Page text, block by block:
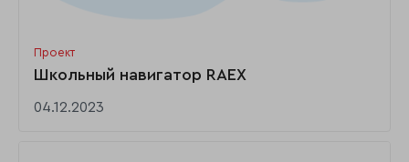
Проект
Школьный навигатор RAEX
04.12.2023